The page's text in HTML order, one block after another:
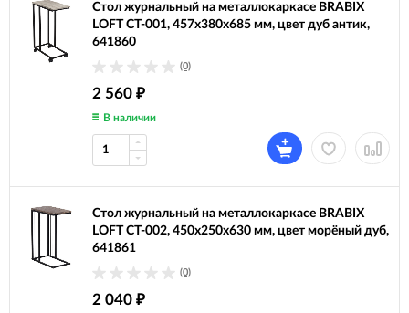
Стол журнальный на металлокаркасе BRABIX
LOFT CT-001, 457х380х685 мм, цвет дуб антик,
641860
(0)
2 560 ₽
В наличии
Стол журнальный на металлокаркасе BRABIX
LOFT CT-002, 450х250х630 мм, цвет морёный дуб,
641861
(0)
2 040 ₽